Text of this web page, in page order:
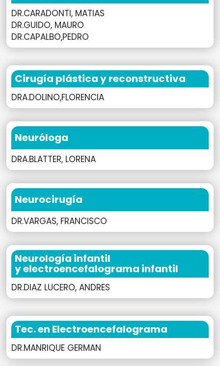
DR.CARADONTI, MATIAS
DR.GUIDO, MAURO
DR.CAPALBO,PEDRO
Cirugía plástica y reconstructiva
DRA.DOLINO,FLORENCIA
Neuróloga
DRA.BLATTER, LORENA
Neurocirugía
DR.VARGAS, FRANCISCO​
Neurología infantil
y electroencefalograma infantil
DR.DIAZ LUCERO, ANDRES
Tec. en Electroencefalograma
DR.MANRIQUE GERMAN